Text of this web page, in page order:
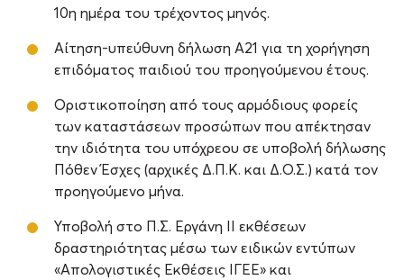
10η ημέρα του τρέχοντος μηνός.
Αίτηση-υπεύθυνη δήλωση Α21 για τη χορήγηση
επιδόματος παιδιού του προηγούμενου έτους.
Οριστικοποίηση από τους αρμόδιους φορείς
των καταστάσεων προσώπων που απέκτησαν
την ιδιότητα του υπόχρεου σε υποβολή δήλωσης
Πόθεν Έσχες (αρχικές Δ.Π.Κ. και Δ.Ο.Σ.) κατά τον
προηγούμενο μήνα.
Υποβολή στο Π.Σ. Εργάνη ΙΙ εκθέσεων
δραστηριότητας μέσω των ειδικών εντύπων
«Απολογιστικές Εκθέσεις ΙΓΕΕ» και